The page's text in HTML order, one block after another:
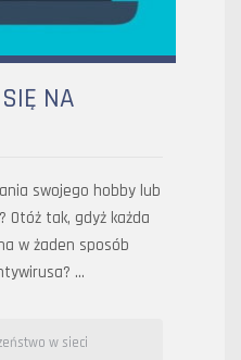
NA
swojego hobby lub
tak, gdyż każda
w żaden sposób
…
w sieci